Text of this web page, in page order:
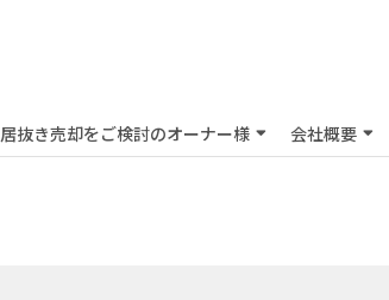
居抜き売却をご検討のオーナー様 会社概要